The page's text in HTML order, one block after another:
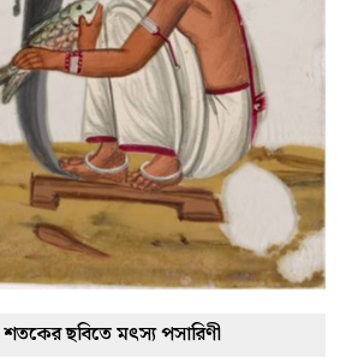
শতকের ছবিতে মৎস্য পসারিণী